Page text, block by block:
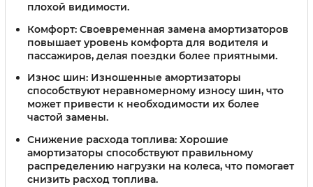
плохой видимости.
Комфорт: Своевременная замена амортизаторов
повышает уровень комфорта для водителя и
пассажиров, делая поездки более приятными.
Износ шин: Изношенные амортизаторы
способствуют неравномерному износу шин, что
может привести к необходимости их более
частой замены.
Снижение расхода топлива: Хорошие
амортизаторы способствуют правильному
распределению нагрузки на колеса, что помогает
снизить расход топлива.